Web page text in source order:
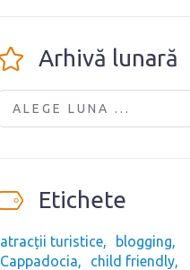
Arhivă lunară
ALEGE LUNA ...
Etichete
atracții turistice
blogging
Cappadocia
child friendly